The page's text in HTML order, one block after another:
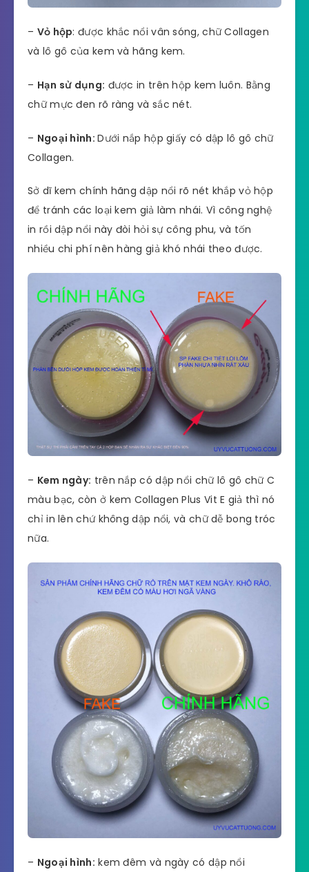
– Vỏ hộp: được khắc nổi vân sóng, chữ Collagen
và lô gô của kem và hãng kem.
– Hạn sử dụng: được in trên hộp kem luôn. Bằng
chữ mực đen rõ ràng và sắc nét.
– Ngoại hình:Dưới nắp hộp giấy có dập lô gô chữ
Collagen.
Sở dĩ kem chính hãng dập nổi rõ nét khắp vỏ hộp
để tránh các loại kem giả làm nhái. Vì công nghệ
in rồi dập nổi này đòi hỏi sự công phu, và tốn
nhiều chi phí nên hàng giả khó nhái theo được.
– Kem ngày: trên nắp có dập nổi chữ lô gô chữ C
màu bạc, còn ở kem Collagen Plus Vit E giả thì nó
chỉ in lên chứ không dập nổi, và chữ dễ bong tróc
nữa.
– Ngoại hình: kem đêm và ngày có dập nổi